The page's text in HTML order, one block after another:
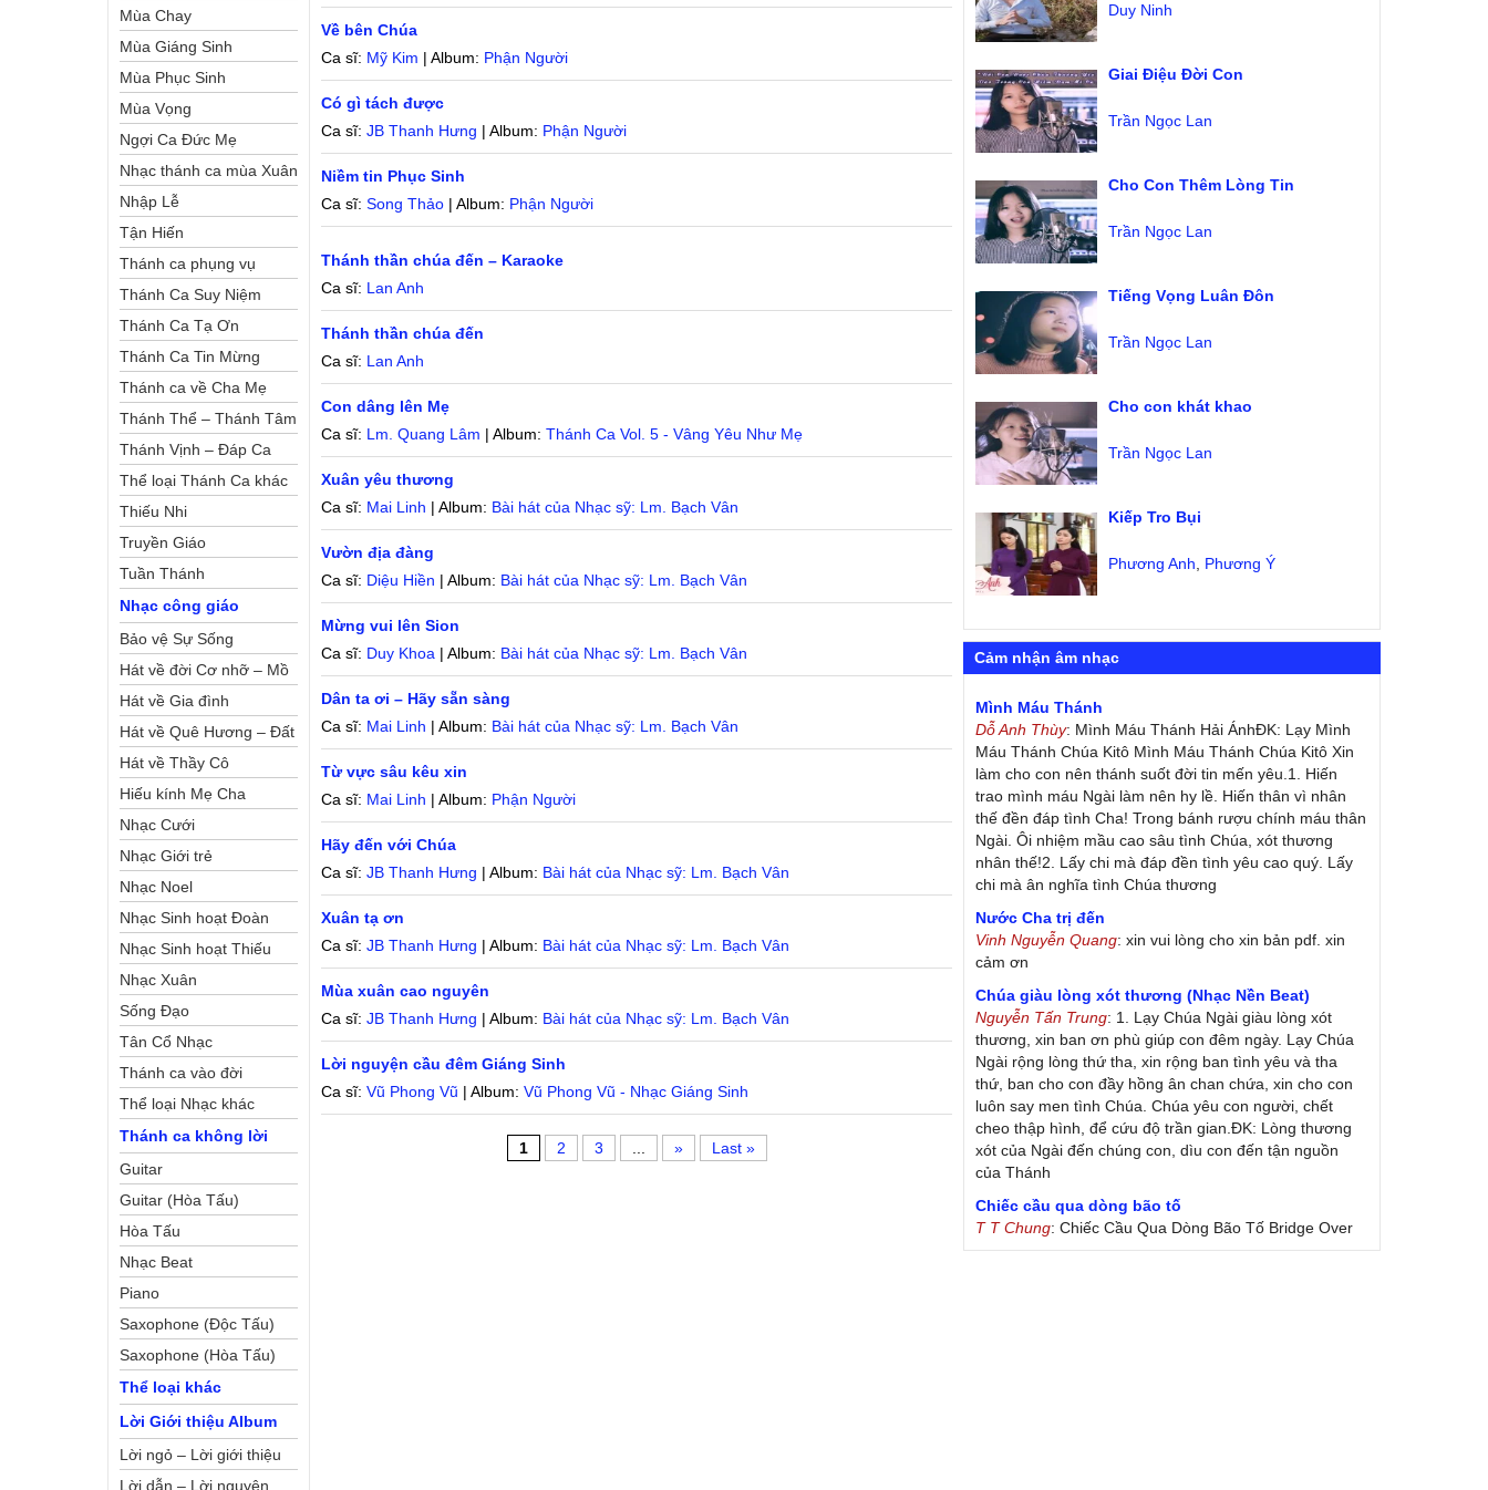
Về bên Chúa
Ca sĩ: Mỹ Kim | Album: Phận Người
Có gì tách được
Ca sĩ:JB Thanh Hưng | Album: Phận Người
Niềm tin Phục Sinh
Ca sĩ:Song Thảo | Album: Phận Người
Thánh thần chúa đến – Karaoke
Ca sĩ: Lan Anh
Thánh thần chúa đến
Ca sĩ: Lan Anh
Con dâng lên Mẹ
Ca sĩ: Lm. Quang Lâm | Album:Thánh Ca Vol. 5 - Vâng Yêu Như Mẹ
Xuân yêu thương
Ca sĩ: Mai Linh | Album: Bài hát của Nhạc sỹ: Lm. Bạch Vân
Vườn địa đàng
Ca sĩ: Diệu Hiền | Album: Bài hát của Nhạc sỹ: Lm. Bạch Vân
Mừng vui lên Sion
Ca sĩ: Duy Khoa | Album: Bài hát của Nhạc sỹ: Lm. Bạch Vân
Dân ta ơi – Hãy sẵn sàng
Ca sĩ: Mai Linh | Album: Bài hát của Nhạc sỹ: Lm. Bạch Vân
Từ vực sâu kêu xin
Ca sĩ: Mai Linh | Album: Phận Người
Hãy đến với Chúa
Ca sĩ:JB Thanh Hưng | Album: Bài hát của Nhạc sỹ: Lm. Bạch Vân
Xuân tạ ơn
Ca sĩ:JB Thanh Hưng | Album: Bài hát của Nhạc sỹ: Lm. Bạch Vân
Mùa xuân cao nguyên
Ca sĩ:JB Thanh Hưng | Album: Bài hát của Nhạc sỹ: Lm. Bạch Vân
Lời nguyện cầu đêm Giáng Sinh
Ca sĩ:Vũ Phong Vũ | Album:Vũ Phong Vũ - Nhạc Giáng Sinh
1 2 3 » Last »
Mùa Chay
Mùa Giáng Sinh
Mùa Phục Sinh
Mùa Vọng
Ngợi Ca Đức Mẹ
Nhạc thánh ca mùa Xuân
Nhập Lễ
Tận Hiến
Thánh ca phụng vụ
Thánh Ca Suy Niệm
Thánh Ca Tạ Ơn
Thánh Ca Tin Mừng
Thánh ca về Cha Mẹ
Thánh Thể – Thánh Tâm
Thánh Vịnh – Đáp Ca
Thể loại Thánh Ca khác
Thiếu Nhi
Truyền Giáo
Tuần Thánh
Nhạc công giáo
Bảo vệ Sự Sống
Hát về đời Cơ nhỡ – Mồ
côi
Hát về Gia đình
Hát về Quê Hương – Đất
Nước
Hát về Thầy Cô
Hiếu kính Mẹ Cha
Nhạc Cưới
Nhạc Giới trẻ
Nhạc Noel
Nhạc Sinh hoạt Đoàn
Thể Công Giáo
Nhạc Sinh hoạt Thiếu
Nhi
Nhạc Xuân
Sống Đạo
Tân Cổ Nhạc
Thánh ca vào đời
Thể loại Nhạc khác
Thánh ca không lời
Guitar
Guitar (Hòa Tấu)
Hòa Tấu
Nhạc Beat
Piano
Saxophone (Độc Tấu)
Saxophone (Hòa Tấu)
Thể loại khác
Lời Giới thiệu Album
Lời ngỏ – Lời giới thiệu
Lời dẫn – Lời nguyện
Duy Ninh
Giai Điệu Đời Con
Trần Ngọc Lan
Cho Con Thêm Lòng Tin
Trần Ngọc Lan
Tiếng Vọng Luân Đôn
Trần Ngọc Lan
Cho con khát khao
Trần Ngọc Lan
Kiếp Tro Bụi
Phương Anh Phương Ý
Cảm nhận âm nhạc
Mình Máu Thánh
Dỗ Anh Thùy: Mình Máu Thánh Hải ÁnhĐK: Lạy Mình
Máu Thánh Chúa Kitô Mình Máu Thánh Chúa Kitô Xin
làm cho con nên thánh suốt đời tin mến yêu.1. Hiến
trao mình máu Ngài làm nên hy lề. Hiến thân vì nhân
thế đền đáp tình Cha! Trong bánh rượu chính máu thân
Ngài. Ôi nhiệm mầu cao sâu tình Chúa, xót thương
nhân thế!2. Lấy chi mà đáp đền tình yêu cao quý. Lấy
chi mà ân nghĩa tình Chúa thương
Nước Cha trị đến
Vinh Nguyễn Quang: xin vui lòng cho xin bản pdf. xin
cảm ơn
Chúa giàu lòng xót thương (Nhạc Nền Beat)
Nguyễn Tấn Trung: 1. Lạy Chúa Ngài giàu lòng xót
thương, xin ban ơn phù giúp con đêm ngày. Lạy Chúa
Ngài rộng lòng thứ tha, xin rộng ban tình yêu và tha
thứ, ban cho con đầy hồng ân chan chứa, xin cho con
luôn say men tình Chúa. Chúa yêu con người, chết
cheo thập hình, để cứu độ trần gian.ĐK: Lòng thương
xót của Ngài đến chúng con, dìu con đến tận nguồn
của Thánh
Chiếc cầu qua dòng bão tố
T T Chung: Chiếc Cầu Qua Dòng Bão Tố Bridge Over
Troubled Water by Simon & Garfunkel (Released